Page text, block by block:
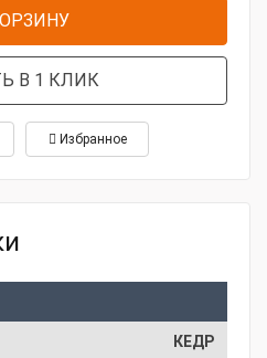
В 1 КЛИК
Избранное
КЕДР